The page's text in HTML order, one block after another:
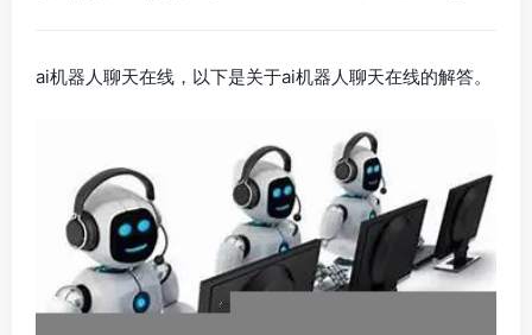
ai机器人聊天在线，以下是关于ai机器人聊天在线的解答。